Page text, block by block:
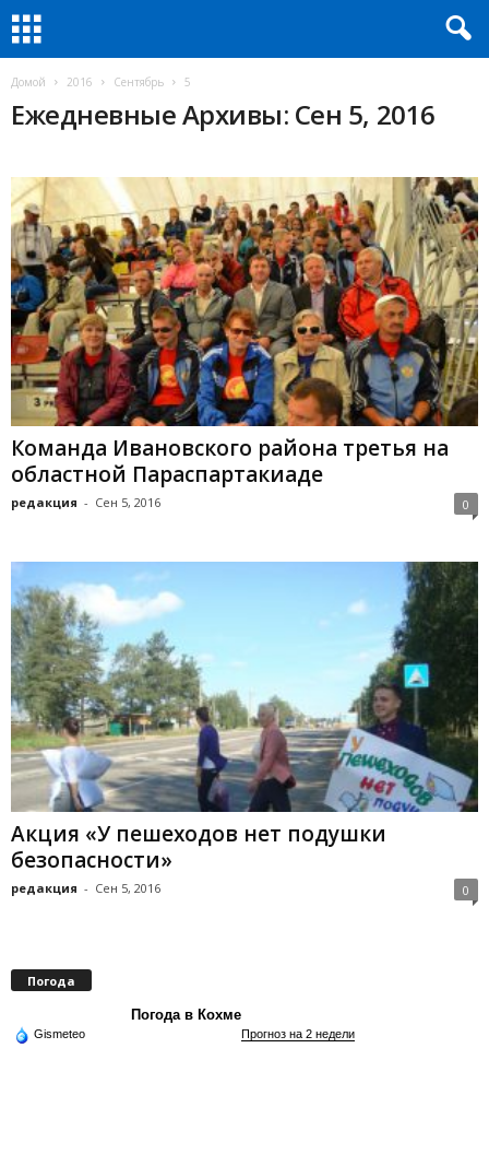
Домой 2016 Сентябрь 5
Ежедневные Архивы: Сен 5, 2016
Команда Ивановского района третья на
областной Параспартакиаде
редакция - Сен 5, 2016 0
Акция «У пешеходов нет подушки
безопасности»
редакция - Сен 5, 2016 0
Погода
Погода в Кохме
Gismeteo Прогноз на 2 недели